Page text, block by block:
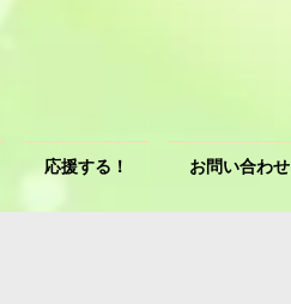
応援する！ お問い合わせ